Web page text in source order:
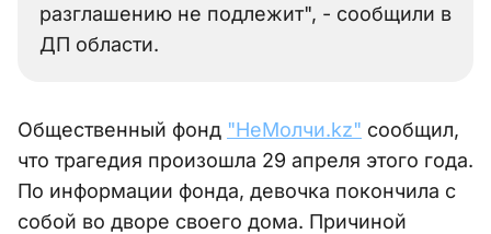
разглашению не подлежит", - сообщили в
ДП области.
Общественный фонд "НеМолчи.kz" сообщил,
что трагедия произошла 29 апреля этого года.
По информации фонда, девочка покончила с
собой во дворе своего дома. Причиной